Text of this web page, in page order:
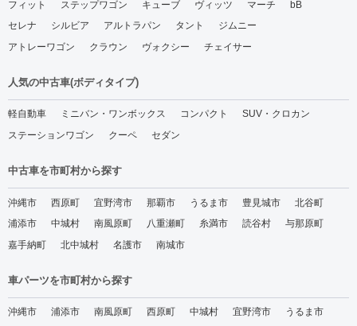
フィット
ステップワゴン キューブ ヴィッツ マーチ
bB
セレナ
シルビア アルトラパン タント
ジムニー
アトレーワゴン
クラウン ヴォクシー チェイサー
人気の中古車(ボディタイプ)
軽自動車 ミニバン・ワンボックス コンパクト
SUV・クロカン
ステーションワゴン
クーペ セダン
中古車を市町村から探す
沖縄市 西原町 宜野湾市 那覇市 うるま市 豊見城市
北谷町
浦添市
中城村 南風原町 八重瀬町 糸満市 読谷村
与那原町
嘉手納町
北中城村 名護市 南城市
車パーツを市町村から探す
沖縄市 浦添市 南風原町 西原町 中城村 宜野湾市
うるま市